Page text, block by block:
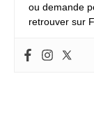
ou demande
retrouver sur